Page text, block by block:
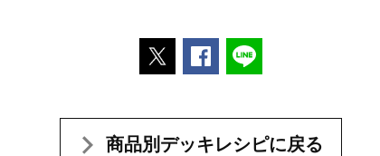
ポストするFacebookでシェアする
商品別デッキレシピに戻る